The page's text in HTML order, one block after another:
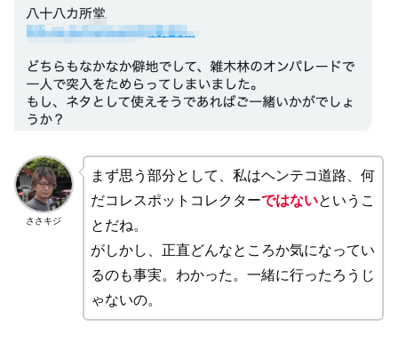
ささキジ
まず思う部分として、私はヘンテコ道路、何
だコレスポットコレクターではないというこ
とだね。
がしかし、正直どんなところか気になってい
るのも事実。わかった。一緒に行ったろうじ
ゃないの。